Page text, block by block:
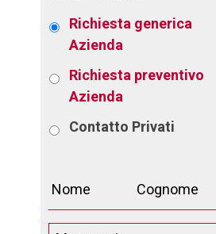
Richiesta generica
Azienda
Richiesta preventivo
Azienda
Contatto Privati